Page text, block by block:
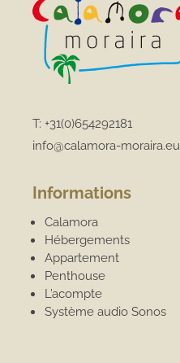
T:+31(0)654292181
info@calamora-moraira.eu
Informations
Calamora
Hébergements
Appartement
Penthouse
L’acompte
Système audio Sonos